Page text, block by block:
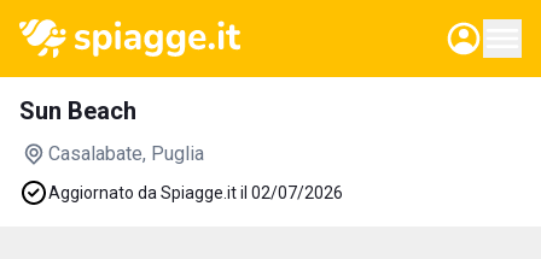
Sun Beach
Casalabate, Puglia
Aggiornato da Spiagge.it il 02/07/2026